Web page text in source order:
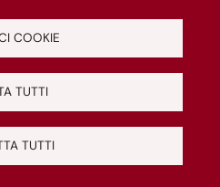
ricerca e innovazione, da
per una città
Scopri di più
COOKIE
TUTTI
TUTTI